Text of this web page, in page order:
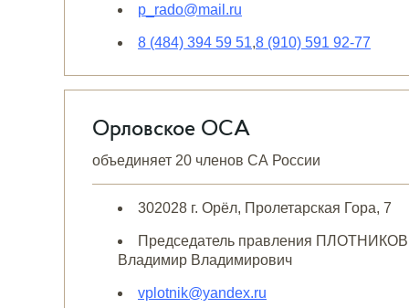
p_rado@mail.ru
8 (484) 394 59 51,8 (910) 591 92-77
Орловское ОСА
объединяет 20 членов СА России
302028 г. Орёл, Пролетарская Гора, 7
Председатель правления ПЛОТНИКОВ
Владимир Владимирович
vplotnik@yandex.ru